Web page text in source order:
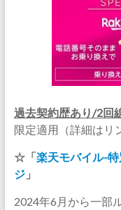
過去契約歴あり/2回
限定適用（詳細はリ
☆「楽天モバイル-
ジ」
2024年6月から一部